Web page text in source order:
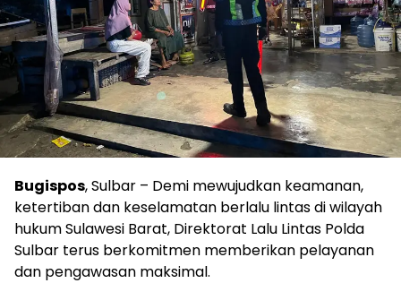
Bugispos, Sulbar – Demi mewujudkan keamanan,
ketertiban dan keselamatan berlalu lintas di wilayah
hukum Sulawesi Barat, Direktorat Lalu Lintas Polda
Sulbar terus berkomitmen memberikan pelayanan
dan pengawasan maksimal.